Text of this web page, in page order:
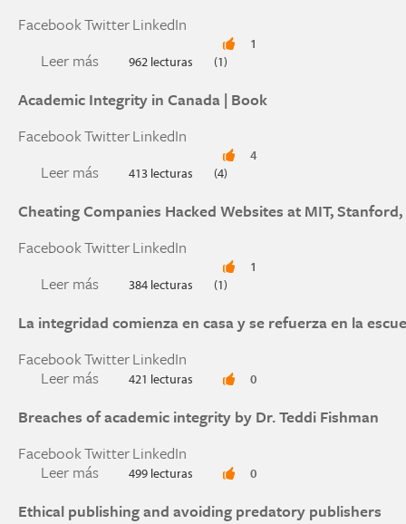
FacebookTwitterLinkedIn
Leer más sobre Programa 4° Congreso Nacional de
962 lecturas
1
(1)
Academic Integrity in Canada | Book
FacebookTwitterLinkedIn
Leer más sobre Academic Integrity in Canada | Book
413 lecturas
4
(4)
Cheating Companies Hacked Websites at MIT,
FacebookTwitterLinkedIn
Leer más sobre Cheating Companies Hacked Websites
384 lecturas
1
(1)
La integridad comienza en casa y se refuerza en la
FacebookTwitterLinkedIn
Leer más sobre La integridad comienza en casa y se
421 lecturas 0
Breaches of academic integrity by Dr. Teddi Fishman
FacebookTwitterLinkedIn
Leer más sobre Breaches of academic integrity by Dr.
499 lecturas 0
Ethical publishing and avoiding predatory publishers